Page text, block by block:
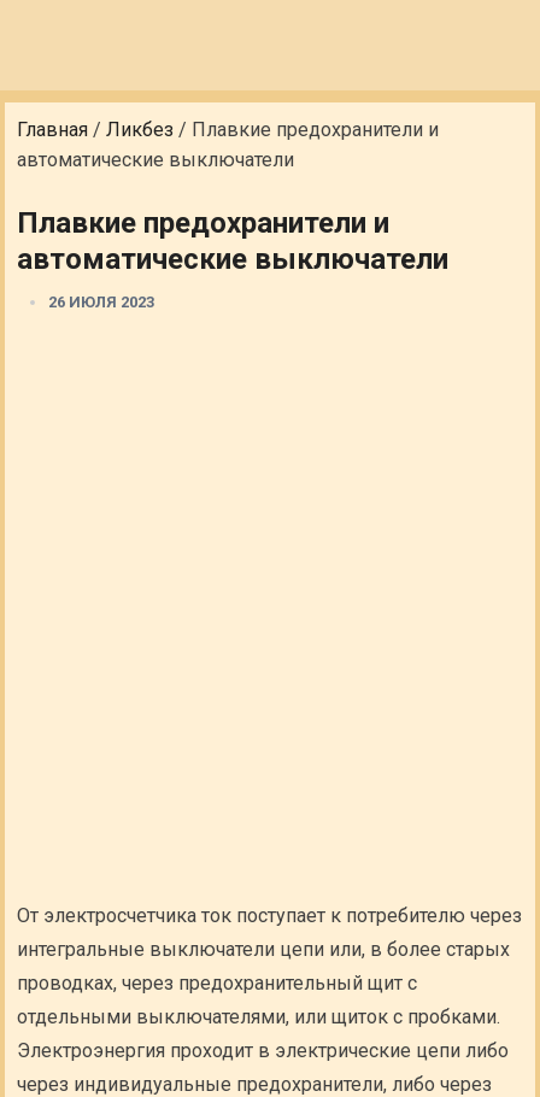
Главная /Ликбез / Плавкие предохранители и
автоматические выключатели
Плавкие предохранители и
автоматические выключатели
26 ИЮЛЯ 2023
От электросчетчика ток поступает к потребителю через
интегральные выключатели цепи или, в более старых
проводках, через предохранительный щит с
отдельными выключателями, или щиток с пробками.
Электроэнергия проходит в электрические цепи либо
через индивидуальные предохранители, либо через